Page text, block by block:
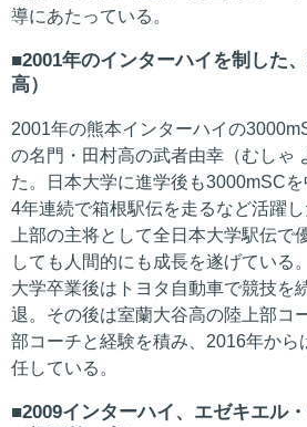
導にあたっている。
2001年のインターハイを制した
高）
2001年の熊本インターハイの
の名門・田村高の武者由幸（むしゃ
た。日本大学に進学後も3000mSCを
4年連続で箱根駅伝を走るなど活躍
上部の主将として全日本大学駅伝で
しても人間的にも成長を遂げている。
大学卒業後はトヨタ自動車で競技を
退。その後は室蘭大谷高の陸上部コ
部コーチと経験を積み、2016年から
任している。
2009インターハイ、エゼキエル